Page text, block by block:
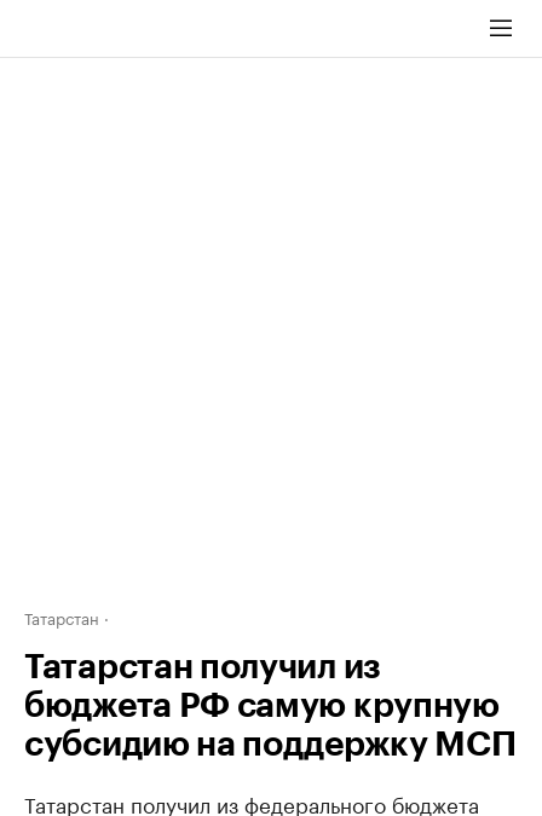
Татарстан
Татарстан получил из
бюджета РФ самую крупную
субсидию на поддержку МСП
Татарстан получил из федерального бюджета